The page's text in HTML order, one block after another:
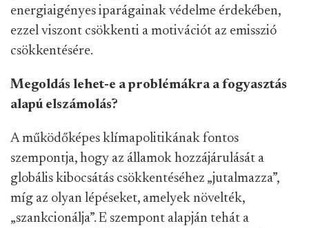
energiaigényes iparágainak védelme érdekében,
ezzel viszont csökkenti a motivációt az emisszió
csökkentésére.
Megoldás lehet-e a problémákra a fogyasztás
alapú elszámolás?
A működőképes klímapolitikának fontos
szempontja, hogy az államok hozzájárulását a
globális kibocsátás csökkentéséhez „jutalmazza”,
míg az olyan lépéseket, amelyek növelték,
„szankcionálja”. E szempont alapján tehát a